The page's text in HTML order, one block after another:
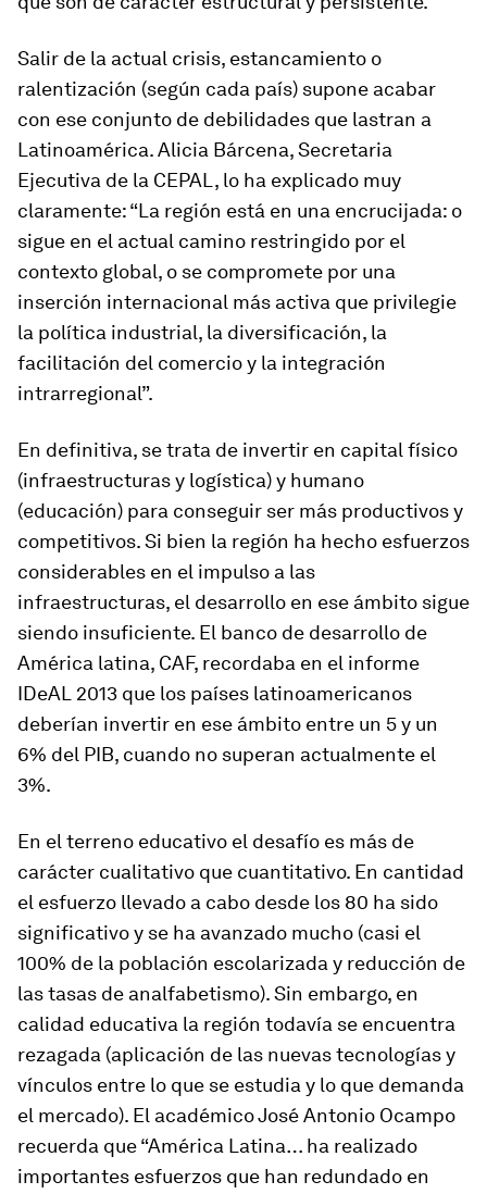
Salir de la actual crisis, estancamiento o
ralentización (según cada país) supone acabar
con ese conjunto de debilidades que lastran a
Latinoamérica. Alicia Bárcena, Secretaria
Ejecutiva de la CEPAL, lo ha explicado muy
claramente: “La región está en una encrucijada: o
sigue en el actual camino restringido por el
contexto global, o se compromete por una
inserción internacional más activa que privilegie
la política industrial, la diversificación, la
facilitación del comercio y la integración
intrarregional”.
En definitiva, se trata de invertir en capital físico
(infraestructuras y logística) y humano
(educación) para conseguir ser más productivos y
competitivos. Si bien la región ha hecho esfuerzos
considerables en el impulso a las
infraestructuras, el desarrollo en ese ámbito sigue
siendo insuficiente. El banco de desarrollo de
América latina, CAF, recordaba en el informe
IDeAL 2013 que los países latinoamericanos
deberían invertir en ese ámbito entre un 5 y un
6% del PIB, cuando no superan actualmente el
3%.
En el terreno educativo el desafío es más de
carácter cualitativo que cuantitativo. En cantidad
el esfuerzo llevado a cabo desde los 80 ha sido
significativo y se ha avanzado mucho (casi el
100% de la población escolarizada y reducción de
las tasas de analfabetismo). Sin embargo, en
calidad educativa la región todavía se encuentra
rezagada (aplicación de las nuevas tecnologías y
vínculos entre lo que se estudia y lo que demanda
el mercado). El académico José Antonio Ocampo
recuerda que “América Latina… ha realizado
importantes esfuerzos que han redundado en